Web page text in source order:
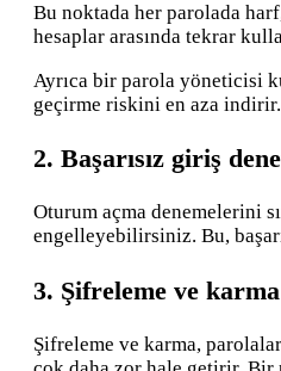
Bu noktada her parolada
hesaplar arasında tekrar
Ayrıca bir parola yöneticisi
geçirme riskini en aza indirir.
2. Başarısız giriş
Oturum açma denemelerini
engelleyebilirsiniz. Bu,
3. Şifreleme ve
Şifreleme ve karma,